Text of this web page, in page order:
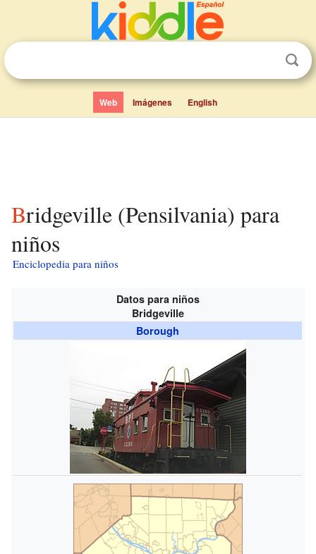
Web Imágenes English
Bridgeville (Pensilvania) para
niños
Enciclopedia para niños
Datos para niños
Bridgeville
Borough